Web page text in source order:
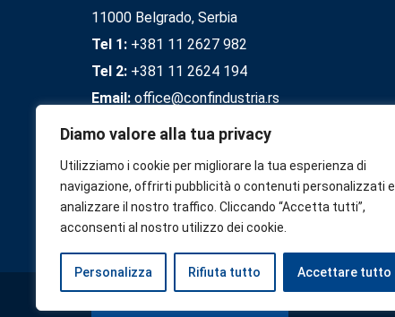
Diamo valore alla tua privacy
Utilizziamo i cookie per migliorare la tua esperienza di
navigazione, offrirti pubblicità o contenuti personalizzati e
analizzare il nostro traffico. Cliccando “Accetta tutti”,
acconsenti al nostro utilizzo dei cookie.
Personalizza Rifiuta tutto Accettare tutto
11000 Belgrado, Serbia
Tel 1: +381 11 2627 982
Tel 2: +381 11 2624 194
Email: office@confindustria.rs